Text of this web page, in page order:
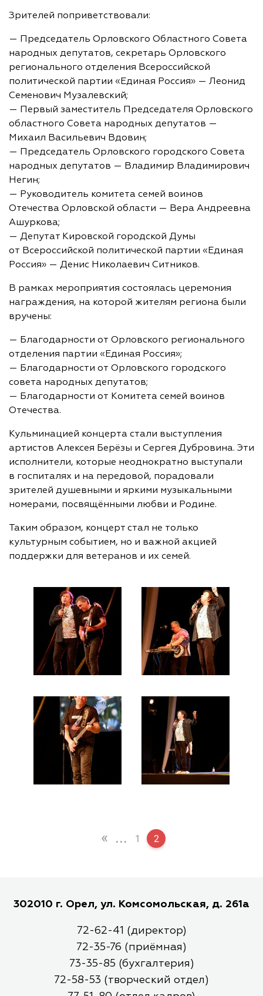
Зрителей поприветствовали:
— Председатель Орловского Областного Совета
народных депутатов, секретарь Орловского
регионального отделения Всероссийской
политической партии «Единая Россия» — Леонид
Семенович Музалевский;
— Первый заместитель Председателя Орловского
областного Совета народных депутатов —
Михаил Васильевич Вдовин;
— Председатель Орловского городского Совета
народных депутатов — Владимир Владимирович
Негин;
— Руководитель комитета семей воинов
Отечества Орловской области — Вера Андреевна
Ашуркова;
— Депутат Кировской городской Думы
от Всероссийской политической партии «Единая
Россия» — Денис Николаевич Ситников.
В рамках мероприятия состоялась церемония
награждения, на которой жителям региона были
вручены:
— Благодарности от Орловского регионального
отделения партии «Единая Россия»;
— Благодарности от Орловского городского
совета народных депутатов;
— Благодарности от Комитета семей воинов
Отечества.
Кульминацией концерта стали выступления
артистов Алексея Берёзы и Сергея Дубровина. Эти
исполнители, которые неоднократно выступали
в госпиталях и на передовой, порадовали
зрителей душевными и яркими музыкальными
номерами, посвящёнными любви и Родине.
Таким образом, концерт стал не только
культурным событием, но и важной акцией
поддержки для ветеранов и их семей.
« ... 1 2
302010 г. Орел, ул. Комсомольская, д. 261а
72-62-41 (директор)
72-35-76 (приёмная)
73-35-85 (бухгалтерия)
72-58-53 (творческий отдел)